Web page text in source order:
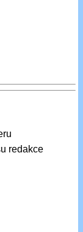
redakce